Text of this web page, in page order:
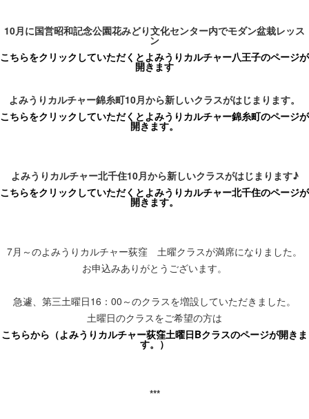
10月に国営昭和記念公園花みどり文化センター内でモダン盆栽レッス
ン
こちらをクリックしていただくとよみうりカルチャー八王子のページが
開きます
よみうりカルチャー錦糸町10月から新しいクラスがはじまります。
こちらをクリックしていただくとよみうりカルチャー錦糸町のページが
開きます。
よみうりカルチャー北千住10月から新しいクラスがはじまります♪
こちらをクリックしていただくとよみうりカルチャー北千住のページが
開きます。
7月～のよみうりカルチャー荻窪 土曜クラスが満席になりました。
お申込みありがとうございます。
急遽、第三土曜日16 ： 00 ～のクラスを増設していただきました。
土曜日のクラスをご希望の方は
こちらから（よみうりカルチャー荻窪土曜日Bクラスのページが開きま
す。）
***